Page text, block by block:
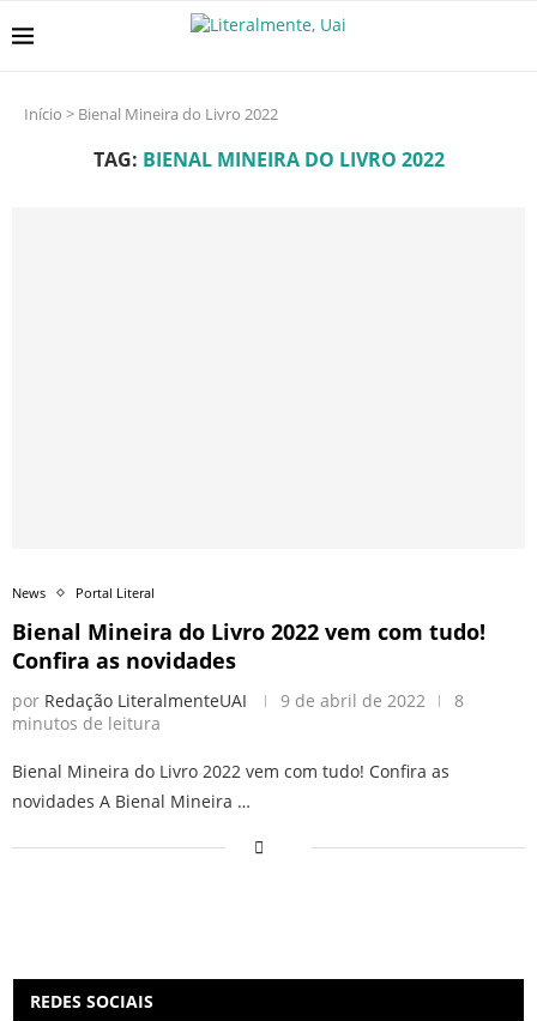
Início > Bienal Mineira do Livro 2022
TAG: BIENAL MINEIRA DO LIVRO 2022
News Portal Literal
Bienal Mineira do Livro 2022 vem com tudo!
Confira as novidades
por Redação LiteralmenteUAI 9 de abril de 2022
8
minutos de leitura
Bienal Mineira do Livro 2022 vem com tudo! Confira as
novidades A Bienal Mineira …
REDES SOCIAIS